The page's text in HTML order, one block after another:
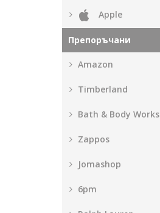
Apple
Препоръчани
Amazon
Timberland
Bath & Body Works
Zappos
Jomashop
6pm